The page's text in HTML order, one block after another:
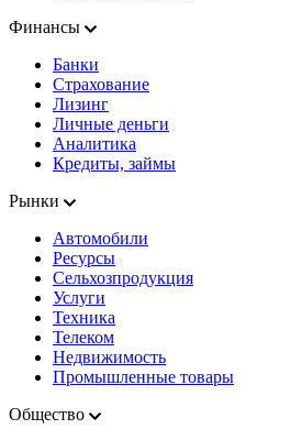
Финансы
Банки
Страхование
Лизинг
Личные деньги
Аналитика
Кредиты, займы
Рынки
Автомобили
Ресурсы
Сельхозпродукция
Услуги
Техника
Телеком
Недвижимость
Промышленные товары
Общество